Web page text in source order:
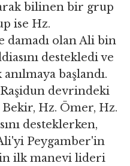
bilinen bir grup
ise Hz.
damadı olan Ali bin
destekledi ve
başlandı.
devrindeki
Hz. Ömer, Hz.
desteklerken,
Peygamber'in
ilk manevi lideri